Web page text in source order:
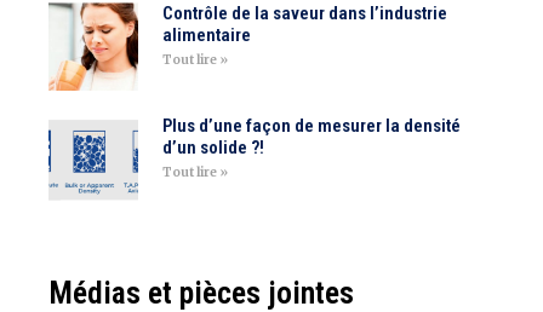
Contrôle de la saveur dans l’industrie
alimentaire
Tout lire »
Plus d’une façon de mesurer la densité
d’un solide ?!
Tout lire »
Médias et pièces jointes